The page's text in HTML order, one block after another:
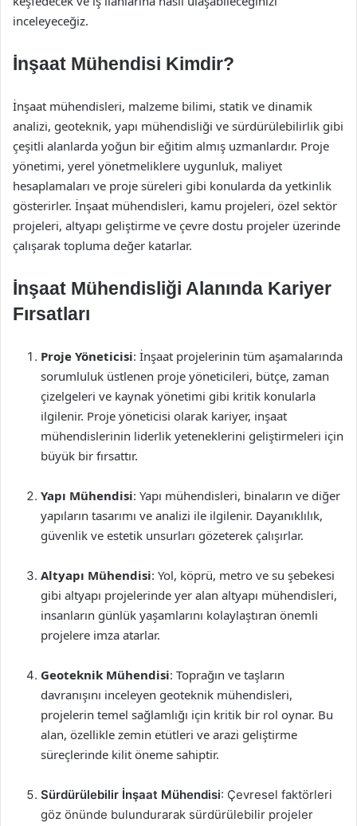
inceleyeceğiz.
İnşaat Mühendisi Kimdir?
İnşaat mühendisleri, malzeme bilimi, statik ve dinamik
analizi, geoteknik, yapı mühendisliği ve sürdürülebilirlik gibi
çeşitli alanlarda yoğun bir eğitim almış uzmanlardır. Proje
yönetimi, yerel yönetmeliklere uygunluk, maliyet
hesaplamaları ve proje süreleri gibi konularda da yetkinlik
gösterirler. İnşaat mühendisleri, kamu projeleri, özel sektör
projeleri, altyapı geliştirme ve çevre dostu projeler üzerinde
çalışarak topluma değer katarlar.
İnşaat Mühendisliği Alanında Kariyer
Fırsatları
Proje Yöneticisi: İnşaat projelerinin tüm aşamalarında
sorumluluk üstlenen proje yöneticileri, bütçe, zaman
çizelgeleri ve kaynak yönetimi gibi kritik konularla
ilgilenir. Proje yöneticisi olarak kariyer, inşaat
mühendislerinin liderlik yeteneklerini geliştirmeleri için
büyük bir fırsattır.
Yapı Mühendisi: Yapı mühendisleri, binaların ve diğer
yapıların tasarımı ve analizi ile ilgilenir. Dayanıklılık,
güvenlik ve estetik unsurları gözeterek çalışırlar.
Altyapı Mühendisi: Yol, köprü, metro ve su şebekesi
gibi altyapı projelerinde yer alan altyapı mühendisleri,
insanların günlük yaşamlarını kolaylaştıran önemli
projelere imza atarlar.
Geoteknik Mühendisi: Toprağın ve taşların
davranışını inceleyen geoteknik mühendisleri,
projelerin temel sağlamlığı için kritik bir rol oynar. Bu
alan, özellikle zemin etütleri ve arazi geliştirme
süreçlerinde kilit öneme sahiptir.
Sürdürülebilir İnşaat Mühendisi: Çevresel faktörleri
göz önünde bulundurarak sürdürülebilir projeler